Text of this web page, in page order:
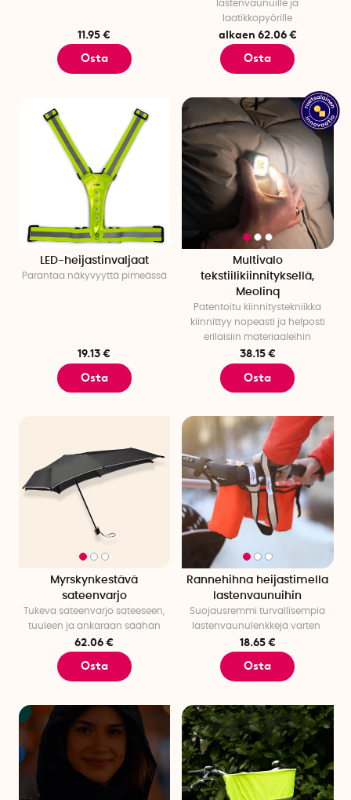
11.95 €
Osta
lastenvaunuille ja
laatikkopyörille
alkaen 62.06 €
Osta
LED-heijastinvaljaat
Parantaa näkyvyyttä pimeässä
19.13 €
Osta
Multivalo
tekstiilikiinnityksellä,
Meolinq
Patentoitu kiinnitystekniikka
kiinnittyy nopeasti ja helposti
erilaisiin materiaaleihin
38.15 €
Osta
Myrskynkestävä
sateenvarjo
Tukeva sateenvarjo sateeseen,
tuuleen ja ankaraan säähän
62.06 €
Osta
Rannehihna heijastimella
lastenvaunuihin
Suojausremmi turvallisempia
lastenvaunulenkkejä varten
18.65 €
Osta